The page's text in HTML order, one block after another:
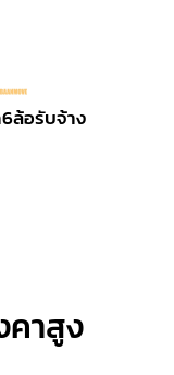
ล้อรับจ้าง
คาสูง